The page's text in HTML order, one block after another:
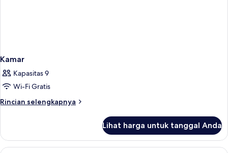
Kamar
Kapasitas 9
Wi-Fi Gratis
Rincian selengkapnya
Rincian
Kamar
Lihat harga untuk tanggal Anda